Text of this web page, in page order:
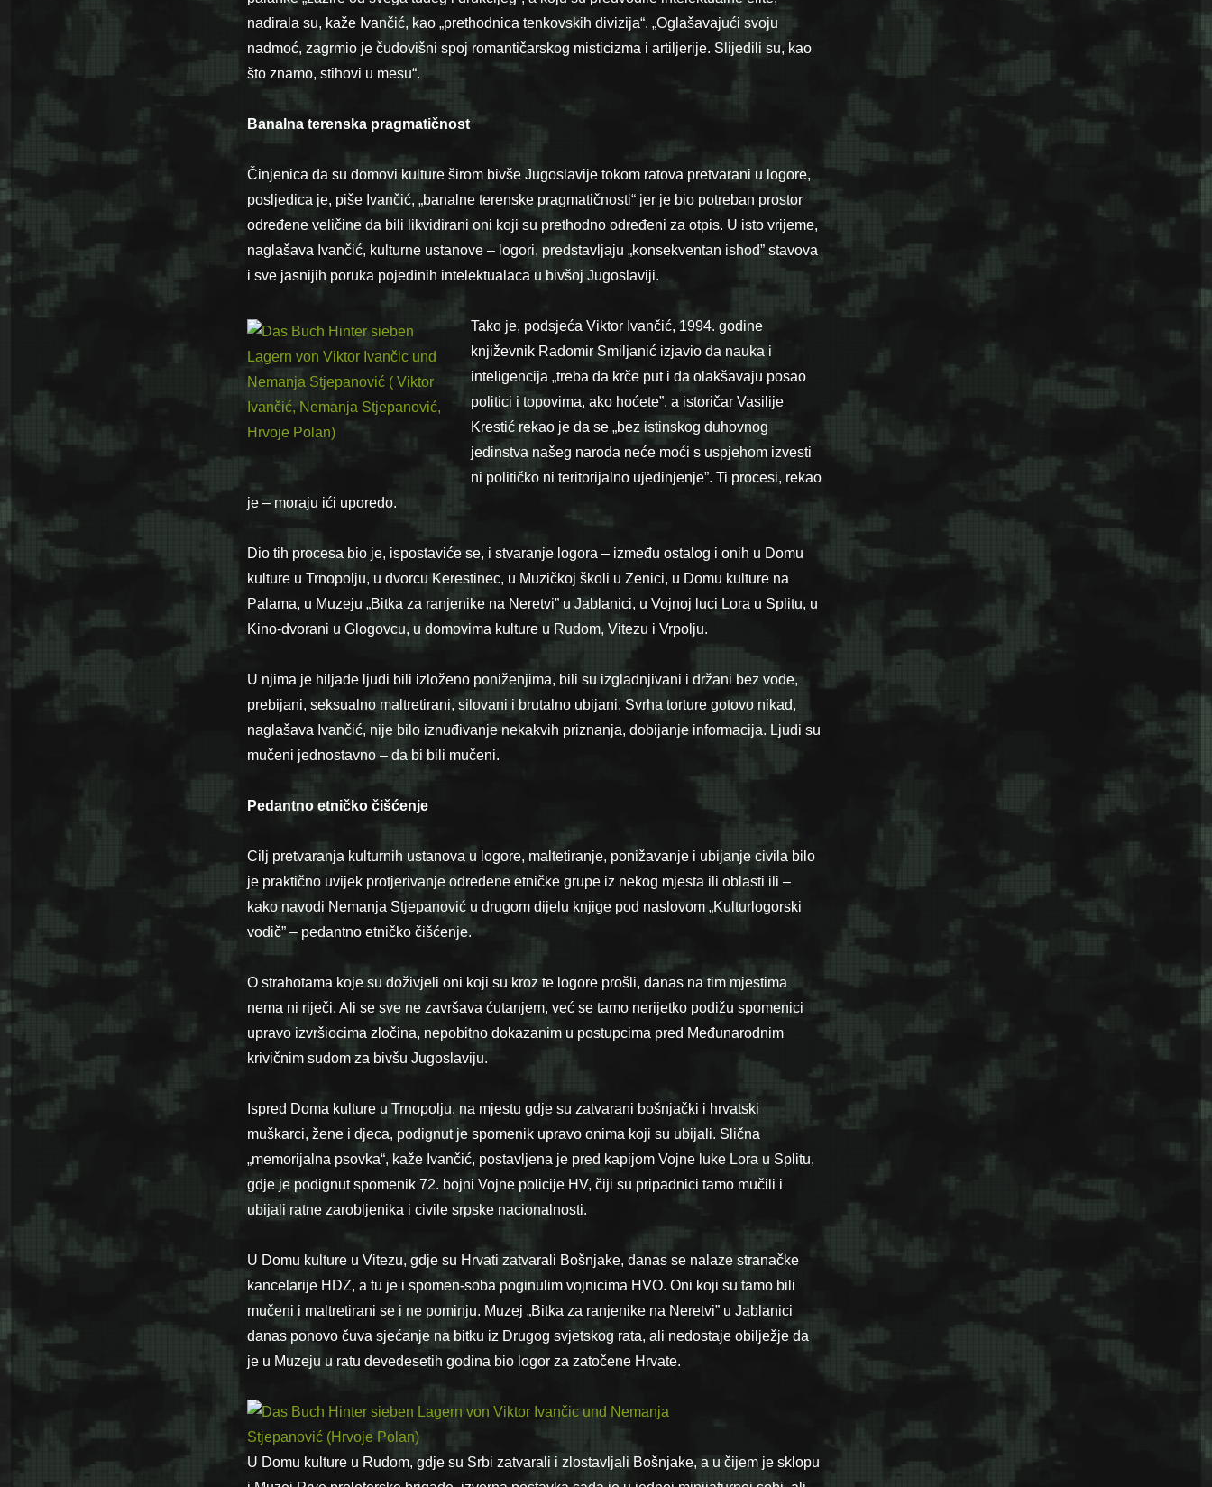
nadirala su, kaže Ivančić, kao „prethodnica tenkovskih divizija“. „Oglašavajući svoju
nadmoć, zagrmio je čudovišni spoj romantičarskog misticizma i artiljerije. Slijedili su, kao
što znamo, stihovi u mesu“.
Banalna terenska pragmatičnost
Činjenica da su domovi kulture širom bivše Jugoslavije tokom ratova pretvarani u logore,
posljedica je, piše Ivančić, „banalne terenske pragmatičnosti“ jer je bio potreban prostor
određene veličine da bili likvidirani oni koji su prethodno određeni za otpis. U isto vrijeme,
naglašava Ivančić, kulturne ustanove – logori, predstavljaju „konsekventan ishod” stavova
i sve jasnijih poruka pojedinih intelektualaca u bivšoj Jugoslaviji.
Tako je, podsjeća Viktor Ivančić, 1994. godine
književnik Radomir Smiljanić izjavio da nauka i
inteligencija „treba da krče put i da olakšavaju posao
politici i topovima, ako hoćete”, a istoričar Vasilije
Krestić rekao je da se „bez istinskog duhovnog
jedinstva našeg naroda neće moći s uspjehom izvesti
ni političko ni teritorijalno ujedinjenje”. Ti procesi, rekao
je – moraju ići uporedo.
Dio tih procesa bio je, ispostaviće se, i stvaranje logora – između ostalog i onih u Domu
kulture u Trnopolju, u dvorcu Kerestinec, u Muzičkoj školi u Zenici, u Domu kulture na
Palama, u Muzeju „Bitka za ranjenike na Neretvi” u Jablanici, u Vojnoj luci Lora u Splitu, u
Kino-dvorani u Glogovcu, u domovima kulture u Rudom, Vitezu i Vrpolju.
U njima je hiljade ljudi bili izloženo poniženjima, bili su izgladnjivani i držani bez vode,
prebijani, seksualno maltretirani, silovani i brutalno ubijani. Svrha torture gotovo nikad,
naglašava Ivančić, nije bilo iznuđivanje nekakvih priznanja, dobijanje informacija. Ljudi su
mučeni jednostavno – da bi bili mučeni.
Pedantno etničko čišćenje
Cilj pretvaranja kulturnih ustanova u logore, maltetiranje, ponižavanje i ubijanje civila bilo
je praktično uvijek protjerivanje određene etničke grupe iz nekog mjesta ili oblasti ili –
kako navodi Nemanja Stjepanović u drugom dijelu knjige pod naslovom „Kulturlogorski
vodič” – pedantno etničko čišćenje.
O strahotama koje su doživjeli oni koji su kroz te logore prošli, danas na tim mjestima
nema ni riječi. Ali se sve ne završava ćutanjem, već se tamo nerijetko podižu spomenici
upravo izvršiocima zločina, nepobitno dokazanim u postupcima pred Međunarodnim
krivičnim sudom za bivšu Jugoslaviju.
Ispred Doma kulture u Trnopolju, na mjestu gdje su zatvarani bošnjački i hrvatski
muškarci, žene i djeca, podignut je spomenik upravo onima koji su ubijali. Slična
„memorijalna psovka“, kaže Ivančić, postavljena je pred kapijom Vojne luke Lora u Splitu,
gdje je podignut spomenik 72. bojni Vojne policije HV, čiji su pripadnici tamo mučili i
ubijali ratne zarobljenika i civile srpske nacionalnosti.
U Domu kulture u Vitezu, gdje su Hrvati zatvarali Bošnjake, danas se nalaze stranačke
kancelarije HDZ, a tu je i spomen-soba poginulim vojnicima HVO. Oni koji su tamo bili
mučeni i maltretirani se i ne pominju. Muzej „Bitka za ranjenike na Neretvi” u Jablanici
danas ponovo čuva sjećanje na bitku iz Drugog svjetskog rata, ali nedostaje obilježje da
je u Muzeju u ratu devedesetih godina bio logor za zatočene Hrvate.
U Domu kulture u Rudom, gdje su Srbi zatvarali i zlostavljali Bošnjake, a u čijem je sklopu